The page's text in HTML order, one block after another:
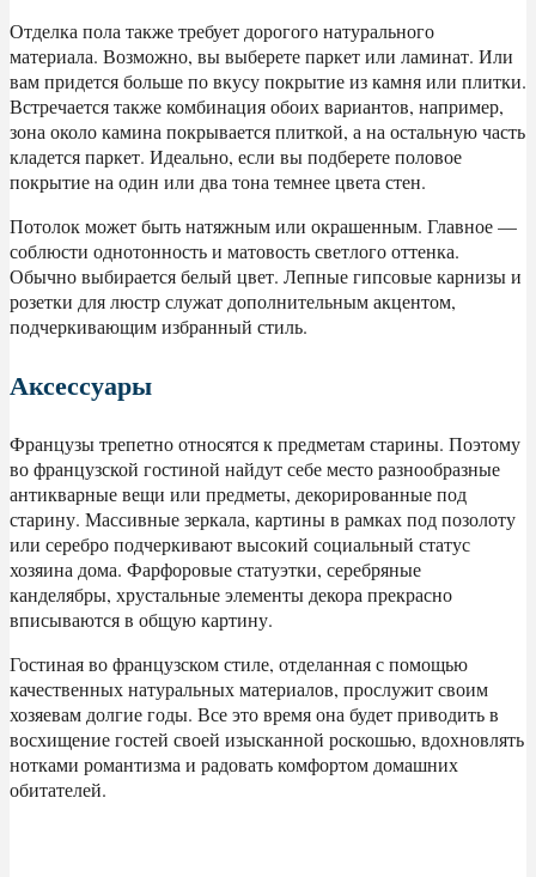
Отделка пола также требует дорогого натурального
материала. Возможно, вы выберете паркет или ламинат. Или
вам придется больше по вкусу покрытие из камня или плитки.
Встречается также комбинация обоих вариантов, например,
зона около камина покрывается плиткой, а на остальную часть
кладется паркет. Идеально, если вы подберете половое
покрытие на один или два тона темнее цвета стен.
Потолок может быть натяжным или окрашенным. Главное —
соблюсти однотонность и матовость светлого оттенка.
Обычно выбирается белый цвет. Лепные гипсовые карнизы и
розетки для люстр служат дополнительным акцентом,
подчеркивающим избранный стиль.
Аксессуары
Французы трепетно относятся к предметам старины. Поэтому
во французской гостиной найдут себе место разнообразные
антикварные вещи или предметы, декорированные под
старину. Массивные зеркала, картины в рамках под позолоту
или серебро подчеркивают высокий социальный статус
хозяина дома. Фарфоровые статуэтки, серебряные
канделябры, хрустальные элементы декора прекрасно
вписываются в общую картину.
Гостиная во французском стиле, отделанная с помощью
качественных натуральных материалов, прослужит своим
хозяевам долгие годы. Все это время она будет приводить в
восхищение гостей своей изысканной роскошью, вдохновлять
нотками романтизма и радовать комфортом домашних
обитателей.